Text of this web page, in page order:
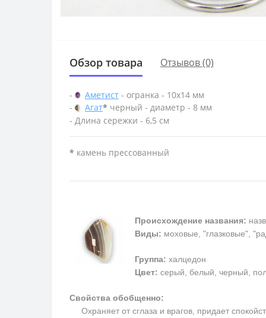
Обзор товара Отзывов (0)
- Аметист - огранка - 10х14 мм
-
Агат* черный - диаметр - 8 мм
- Длина сережки - 6,5 см
* камень прессованный
Происхождение названия:
Виды: моховые, "глазковые",
Группа: халцедон
Цвет: серый, белый, черный,
Свойства обобщенно:
Охраняет от сглаза и врагов, придает